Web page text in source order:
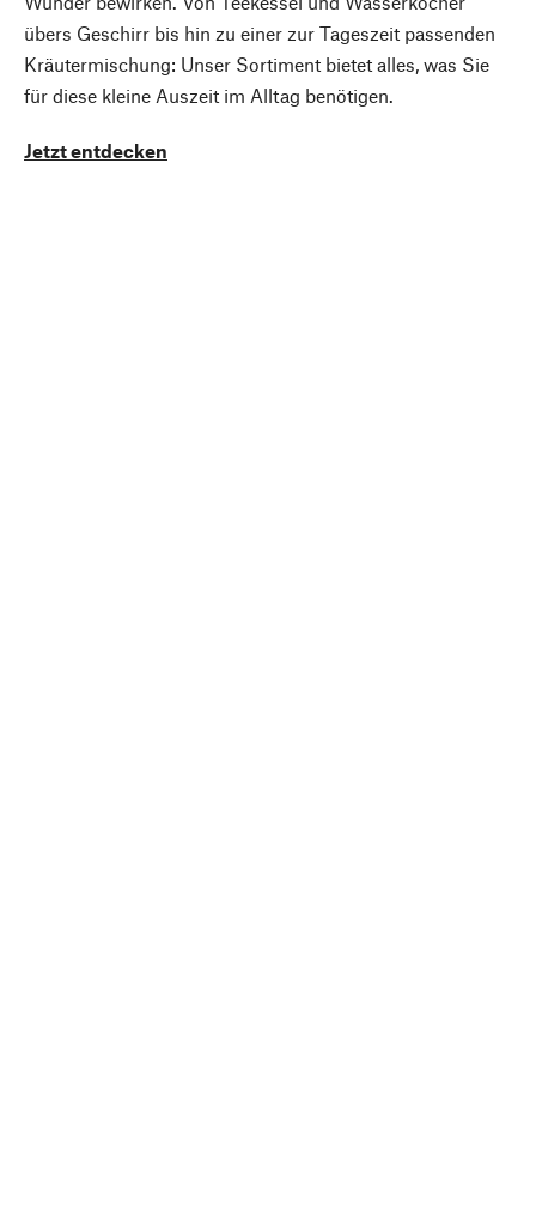
übers Geschirr bis hin zu einer zur Tageszeit passenden
Kräutermischung: Unser Sortiment bietet alles, was Sie
für diese kleine Auszeit im Alltag benötigen.
Jetzt entdecken